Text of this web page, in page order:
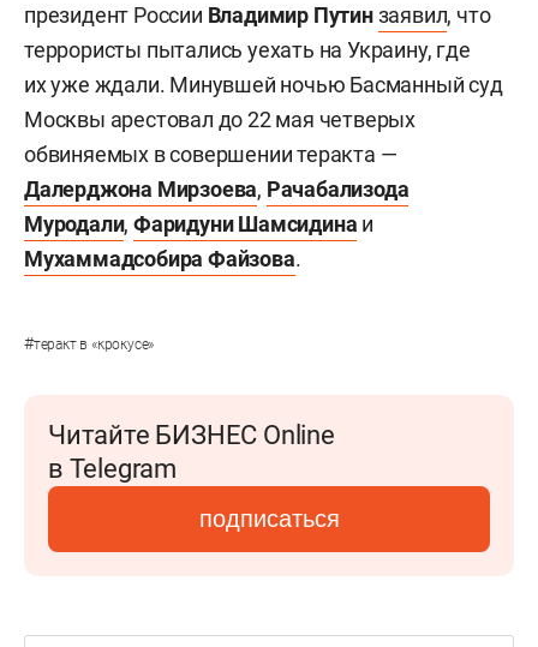
президент России Владимир Путинзаявил, что
террористы пытались уехать на Украину, где
их уже ждали. Минувшей ночью Басманный суд
Москвы арестовал до 22 мая четверых
обвиняемых в совершении теракта —
Далерджона Мирзоева, Рачабализода
Муродали,Фаридуни Шамсидина и
Мухаммадсобира Файзова.
#теракт в «крокусе»
Читайте БИЗНЕС Online
в Telegram
подписаться